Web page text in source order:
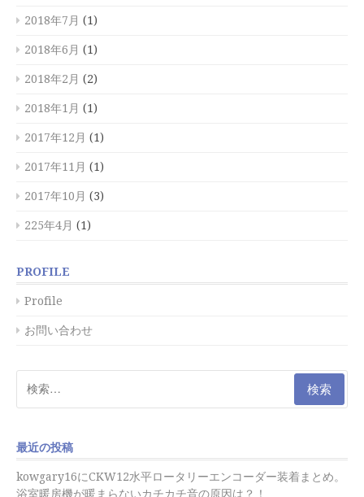
2018年7月 (1)
2018年6月 (1)
2018年2月 (2)
2018年1月 (1)
2017年12月 (1)
2017年11月 (1)
2017年10月 (3)
225年4月 (1)
PROFILE
Profile
お問い合わせ
索:
最近の投稿
kowgary16にCKW12水平ロータリーエンコーダー装着まとめ。
浴室暖房機が暖まらないカチカチ音の原因は？！